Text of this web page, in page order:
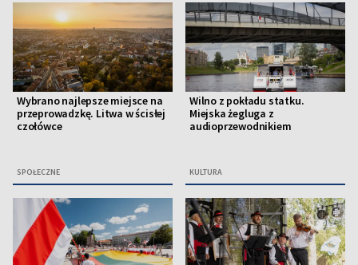
Wybrano najlepsze miejsce na
przeprowadzkę. Litwa w ścisłej
czołówce
SPOŁECZNE
Wilno z pokładu statku.
Miejska żegluga z
audioprzewodnikiem
KULTURA